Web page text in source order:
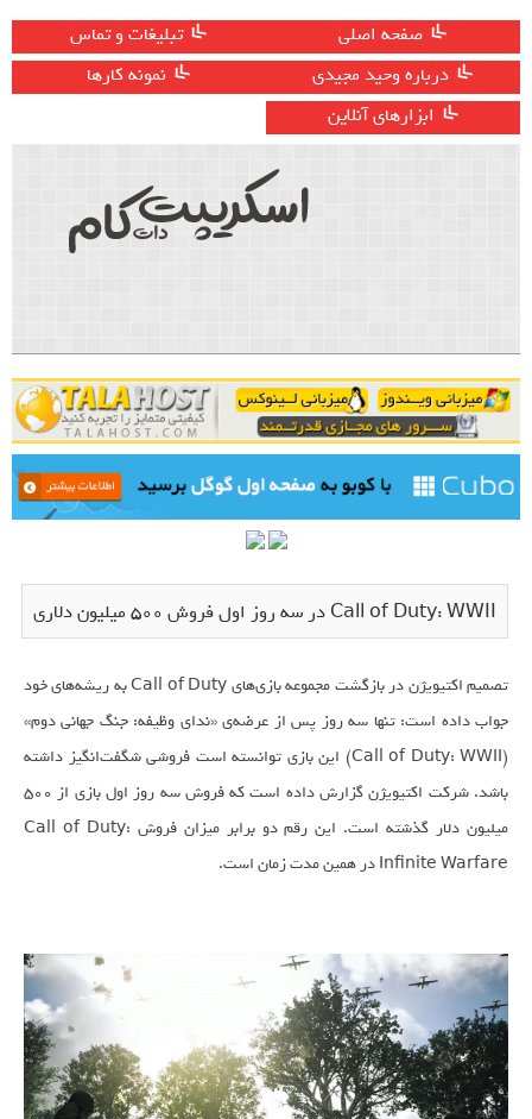
صفحه اصلی
تبلیغات و تماس
درباره وحید مجیدی
نمونه کارها
ابزارهای آنلاین
Call of Duty: WWII در سه روز اول فروش ۵۰۰ میلیون دلاری
تصمیم اکتیویژن در بازگشت مجموعه بازی‌های Call of Duty به ریشه‌های خود
جواب داده است: تنها سه روز پس از عرضه‌ی «ندای وظیفه: جنگ جهانی دوم»
(Call of Duty: WWII) این بازی توانسته است فروشی شگفت‌انگیز داشته
باشد. شرکت اکتیویژن گزارش داده است که فروش سه روز اول بازی از ۵۰۰
میلیون دلار گذشته است. این رقم دو برابر میزان فروش Call of Duty:
Infinite Warfare در همین مدت زمان است.